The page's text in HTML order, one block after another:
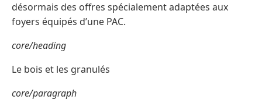
désormais des offres spécialement adaptées aux
foyers équipés d’une PAC.
core/heading
Le bois et les granulés
core/paragraph